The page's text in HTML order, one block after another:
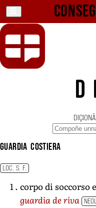
guardia costiera
LOC. S. F.
corpo di
guardia de riva